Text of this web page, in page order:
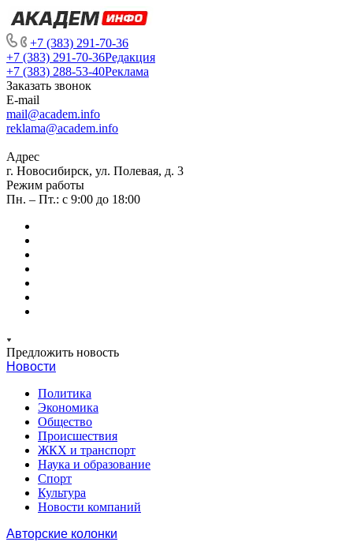
+7 (383) 291-70-36
+7 (383) 291-70-36Редакция
+7 (383) 288-53-40Реклама
Заказать звонок
E-mail
mail@academ.info
reklama@academ.info
Адрес
г. Новосибирск, ул. Полевая, д. 3
Режим работы
Пн. – Пт.: с 9:00 до 18:00
Предложить новость
Новости
Политика
Экономика
Общество
Происшествия
ЖКХ и транспорт
Наука и образование
Спорт
Культура
Новости компаний
Авторские колонки